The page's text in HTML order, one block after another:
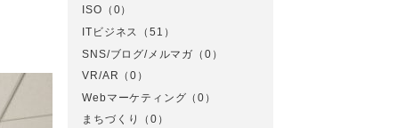
ISO （0）
ITビジネス
（51）
SNS/ブログ/メルマガ （0）
VR/AR （0）
Webマーケティング （0）
まちづくり
（0）